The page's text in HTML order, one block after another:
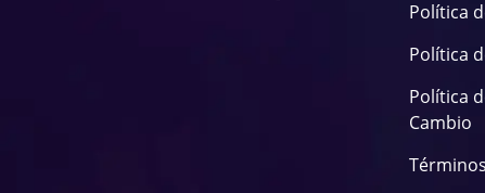
Política
Política
Política
Cambio